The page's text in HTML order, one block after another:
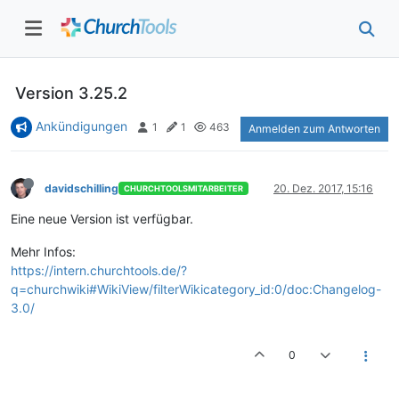
Version 3.25.2
Ankündigungen 1 1 463 Anmelden zum Antworten
davidschilling CHURCHTOOLSMITARBEITER 20. Dez. 2017, 15:16
Eine neue Version ist verfügbar.
Mehr Infos:
https://intern.churchtools.de/?
q=churchwiki#WikiView/filterWikicategory_id:0/doc:Changelog-
3.0/
0